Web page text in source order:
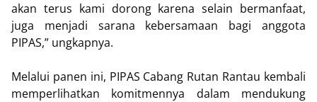
akan terus kami dorong karena selain bermanfaat,
juga menjadi sarana kebersamaan bagi anggota
PIPAS,” ungkapnya.
Melalui panen ini, PIPAS Cabang Rutan Rantau kembali
memperlihatkan komitmennya dalam mendukung